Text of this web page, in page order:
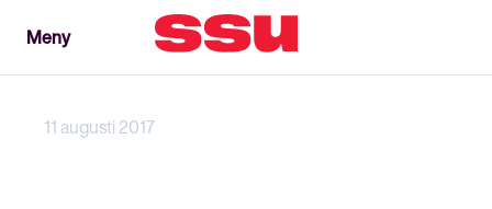
Stäng
MenyMeny
11 augusti 2017